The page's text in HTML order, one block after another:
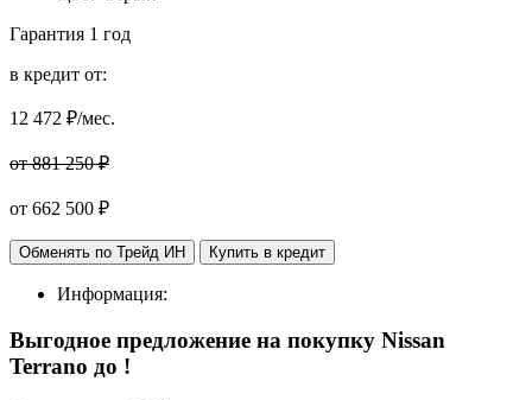
Гарантия 1 год
в кредит от:
12 472 ₽/мес.
от 881 250 ₽
от 662 500 ₽
Обменять по Трейд ИН Купить в кредит
Информация:
Выгодное предложение на покупку Nissan
Terrano до !